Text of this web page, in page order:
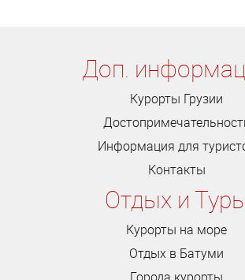
Доп.
Курорты Грузии
Информация для
Контакты
Отдых и
Курорты на море
Отдых в Батуми